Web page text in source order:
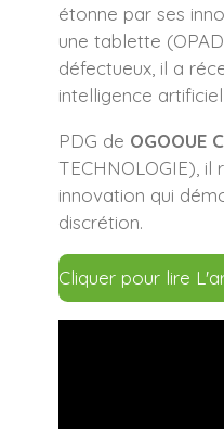
étonne par ses
une tablette
défectueux, il a
intelligence
PDG de OGOOUE
TECHNOLOGIE), il
innovation qui
discrétion.
Cliquer pour lire